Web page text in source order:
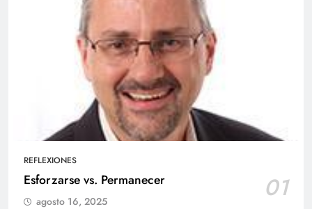
REFLEXIONES
Esforzarse vs. Permanecer 01
agosto 16, 2025